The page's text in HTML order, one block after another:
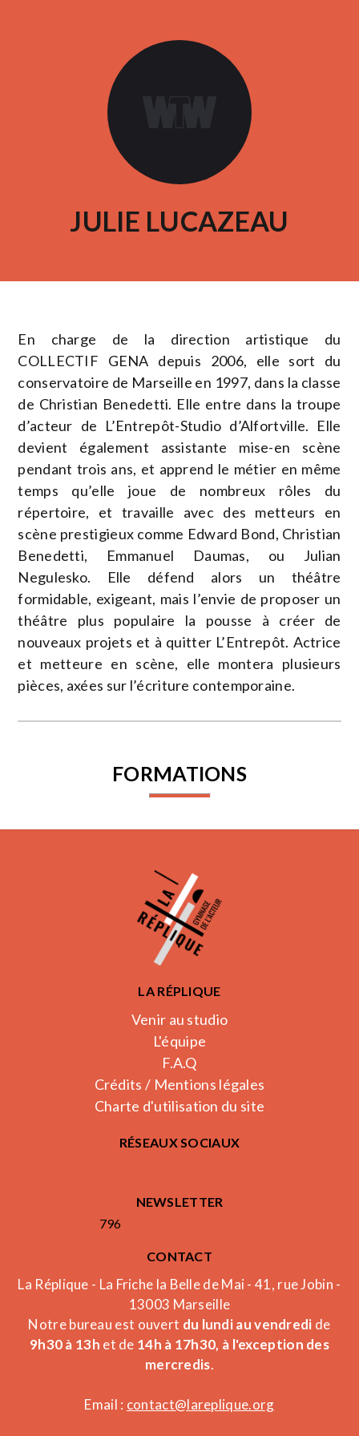
JULIE LUCAZEAU
En charge de la direction artistique du
COLLECTIF GENA depuis 2006, elle sort du
conservatoire de Marseille en 1997, dans la classe
de Christian Benedetti. Elle entre dans la troupe
d’acteur de L’Entrepôt-Studio d’Alfortville. Elle
devient également assistante mise-en scène
pendant trois ans, et apprend le métier en même
temps qu’elle joue de nombreux rôles du
répertoire, et travaille avec des metteurs en
scène prestigieux comme Edward Bond, Christian
Benedetti, Emmanuel Daumas, ou Julian
Negulesko. Elle défend alors un théâtre
formidable, exigeant, mais l’envie de proposer un
théâtre plus populaire la pousse à créer de
nouveaux projets et à quitter L’Entrepôt. Actrice
et metteure en scène, elle montera plusieurs
pièces, axées sur l’écriture contemporaine.
FORMATIONS
LA RÉPLIQUE
Venir au studio
L'équipe
F.A.Q
Crédits / Mentions légales
Charte d'utilisation du site
RÉSEAUX SOCIAUX
NEWSLETTER
796
CONTACT
La Réplique - La Friche la Belle de Mai - 41, rue Jobin -
13003 Marseille
Notre bureau est ouvert du lundi au vendredi de
9h30 à 13h et de 14h à 17h30, à l'exception des
mercredis.
Email : contact@lareplique.org